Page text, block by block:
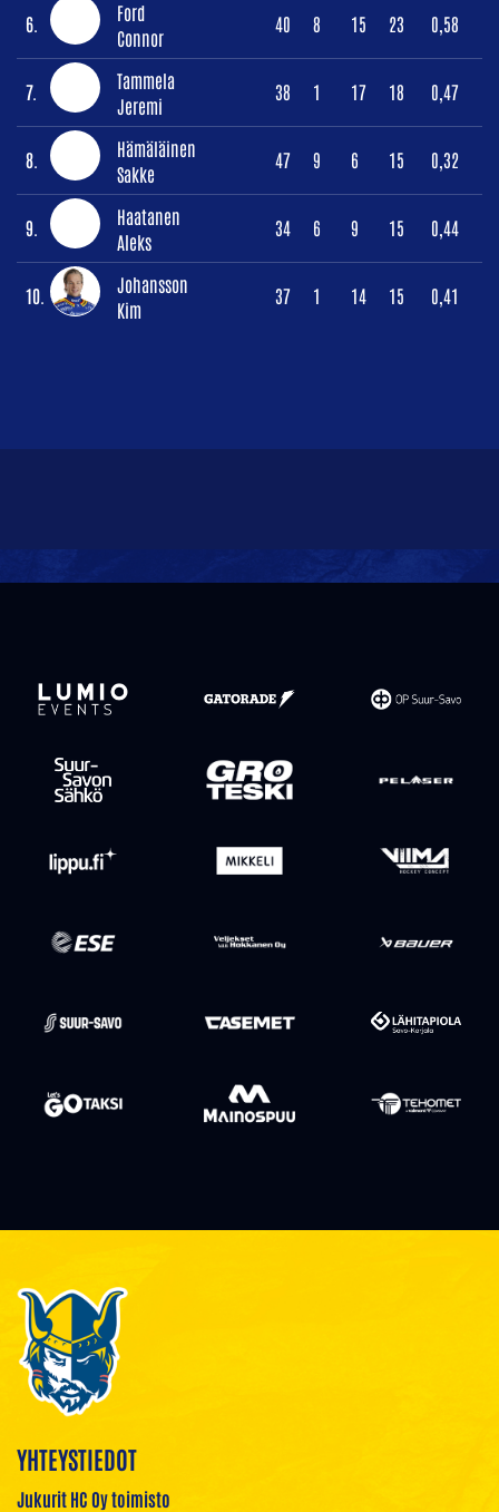
6.
Ford
Connor
40 8 15 23 0,58
7.
Tammela
Jeremi
38 1 17 18 0,47
8.
Hämäläinen
Sakke
47 9 6 15 0,32
9.
Haatanen
Aleks
34 6 9 15 0,44
10.
Johansson
Kim
37 1 14 15 0,41
YHTEYSTIEDOT
Jukurit HC Oy toimisto